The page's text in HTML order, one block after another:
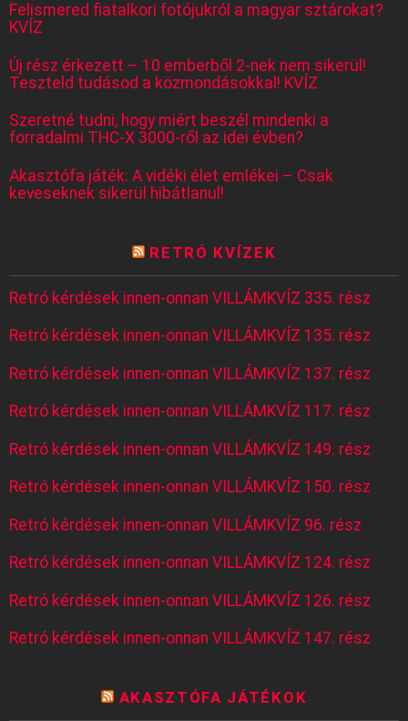
Felismered fiatalkori fotójukról a magyar sztárokat?
KVÍZ
Új rész érkezett – 10 emberből 2-nek nem sikerül!
Teszteld tudásod a közmondásokkal! KVÍZ
Szeretné tudni, hogy miért beszél mindenki a
forradalmi THC-X 3000-ről az idei évben?
Akasztófa játék: A vidéki élet emlékei – Csak
keveseknek sikerül hibátlanul!
RETRÓ KVÍZEK
Retró kérdések innen-onnan VILLÁMKVÍZ 335. rész
Retró kérdések innen-onnan VILLÁMKVÍZ 135. rész
Retró kérdések innen-onnan VILLÁMKVÍZ 137. rész
Retró kérdések innen-onnan VILLÁMKVÍZ 117. rész
Retró kérdések innen-onnan VILLÁMKVÍZ 149. rész
Retró kérdések innen-onnan VILLÁMKVÍZ 150. rész
Retró kérdések innen-onnan VILLÁMKVÍZ 96. rész
Retró kérdések innen-onnan VILLÁMKVÍZ 124. rész
Retró kérdések innen-onnan VILLÁMKVÍZ 126. rész
Retró kérdések innen-onnan VILLÁMKVÍZ 147. rész
AKASZTÓFA JÁTÉKOK